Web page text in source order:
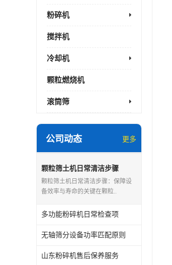
粉碎机
搅拌机
冷却机
颗粒燃烧机
滚筒筛
公司动态 更多
颗粒筛土机日常清洁步骤
颗粒筛土机日常清洁步骤：保障设
备效率与寿命的关键在颗粒..
多功能粉碎机日常检查项
无轴筛分设备功率匹配原则
山东粉碎机售后保养服务